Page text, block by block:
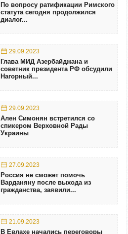
По вопросу ратификации Римского
статута сегодня продолжился
диалог...
29.09.2023
Глава МИД Азербайджана и
советник президента РФ обсудили
Нагорный...
29.09.2023
Ален Симонян встретился со
спикером Верховной Рады
Украины
27.09.2023
Россия не сможет помочь
Варданяну после выхода из
гражданства, заявили...
21.09.2023
В Евлахе начались переговоры